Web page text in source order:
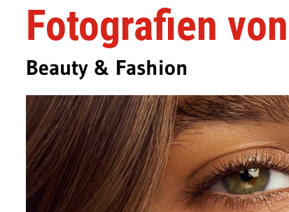
Fotografien
Beauty & Fashion